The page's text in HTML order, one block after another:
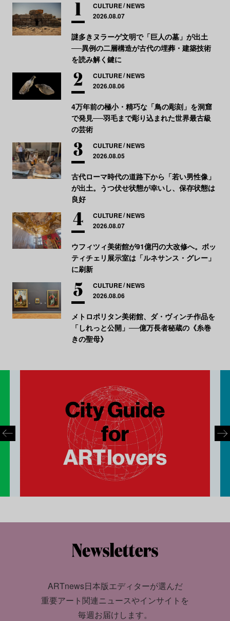
CULTURE NEWS
2026.08.07
謎多きヌラーゲ文明で「巨人の墓」が出土
──異例の二層構造が古代の埋葬・建築技術
を読み解く鍵に
CULTURE NEWS
2026.08.06
4万年前の極小・精巧な「鳥の彫刻」を洞窟
で発見──羽毛まで彫り込まれた世界最古級
の芸術
CULTURE NEWS
2026.08.05
古代ローマ時代の道路下から「若い男性像」
が出土。うつ伏せ状態が幸いし、保存状態は
良好
CULTURE NEWS
2026.08.07
ウフィツィ美術館が91億円の大改修へ。ボッ
ティチェリ展示室は「ルネサンス・グレー」
に刷新
CULTURE NEWS
2026.08.06
メトロポリタン美術館、ダ・ヴィンチ作品を
「しれっと公開」──億万長者秘蔵の《糸巻
きの聖母》
ARTnews日本版エディターが選んだ
重要アート関連ニュースやインサイトを
毎週お届けします。